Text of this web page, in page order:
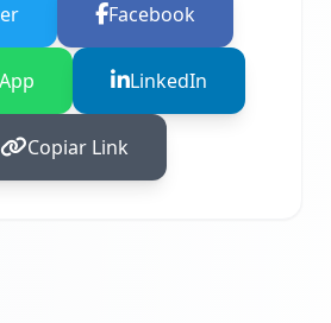
Facebook
LinkedIn
Copiar Link